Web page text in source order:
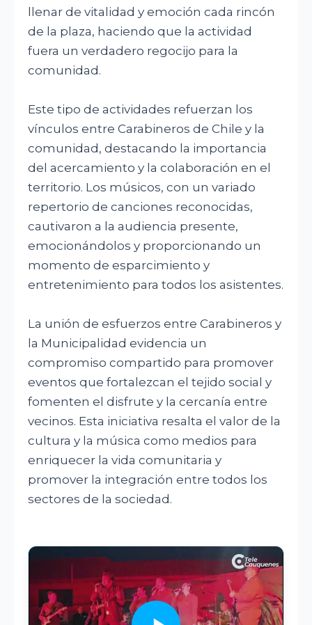
llenar de vitalidad y emoción cada rincón
de la plaza, haciendo que la actividad
fuera un verdadero regocijo para la
comunidad.
Este tipo de actividades refuerzan los
vínculos entre Carabineros de Chile y la
comunidad, destacando la importancia
del acercamiento y la colaboración en el
territorio. Los músicos, con un variado
repertorio de canciones reconocidas,
cautivaron a la audiencia presente,
emocionándolos y proporcionando un
momento de esparcimiento y
entretenimiento para todos los asistentes.
La unión de esfuerzos entre Carabineros y
la Municipalidad evidencia un
compromiso compartido para promover
eventos que fortalezcan el tejido social y
fomenten el disfrute y la cercanía entre
vecinos. Esta iniciativa resalta el valor de la
cultura y la música como medios para
enriquecer la vida comunitaria y
promover la integración entre todos los
sectores de la sociedad.